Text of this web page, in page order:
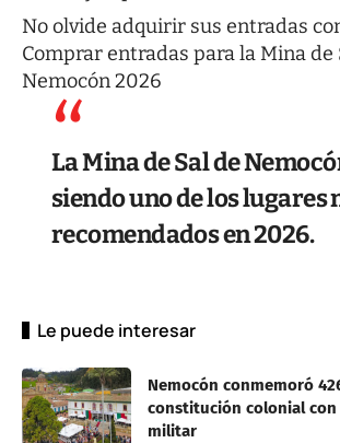
No olvide adquirir sus entradas
Comprar entradas para la Mina de
Nemocón 2026
La Mina de Sal de
siendo uno de los lugares
recomendados en 2026.
Le puede interesar
Nemocón conmemoró
constitución colonial
militar